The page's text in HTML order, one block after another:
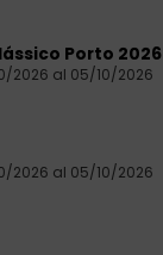
Porto 2026
2026 al 05/10/2026
2026 al 05/10/2026